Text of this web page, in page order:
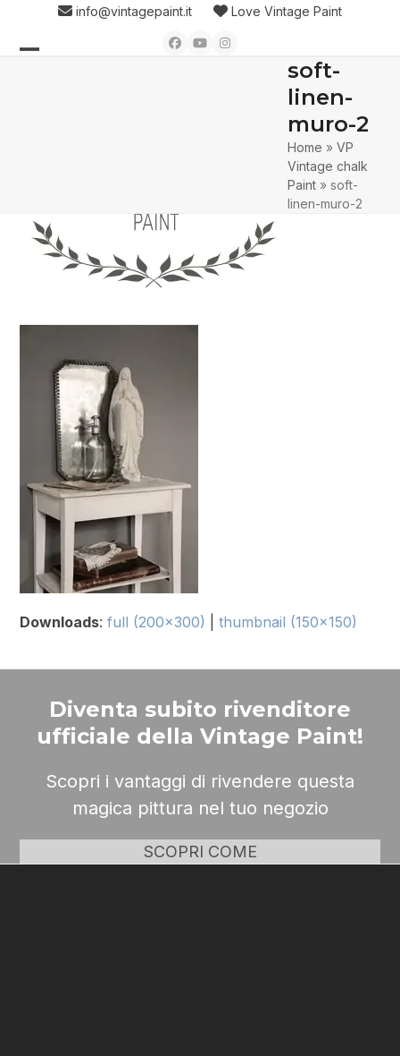
content
info@vintagepaint.it Love Vintage Paint
Facebook
YouTubeInstagram
soft-
linen-
muro-2
Home »VP
Vintage chalk
Paint »soft-
linen-muro-2
Downloads:full (200x300) |thumbnail (150x150)
Diventa subito rivenditore
ufficiale della Vintage Paint!
Scopri i vantaggi di rivendere questa
magica pittura nel tuo negozio
SCOPRI COME